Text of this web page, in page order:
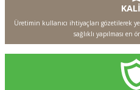
Üretimin kullanıcı ihtiyaçları gözetilerek
sağlıklı yapılması en